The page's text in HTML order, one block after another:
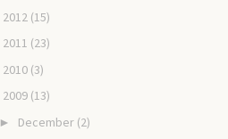
2012 (15)
2011 (23)
2010 (3)
2009 (13)
► December (2)